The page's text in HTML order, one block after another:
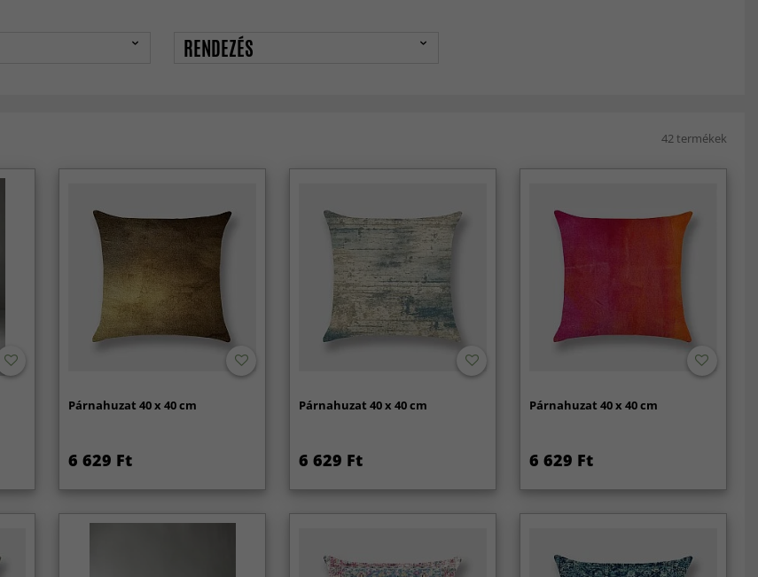
RENDEZÉS
42 termékek
Párnahuzat 40 x 40 cm
6 629 Ft
Párnahuzat 40 x 40 cm
6 629 Ft
Párnahuzat 40 x 40 cm
6 629 Ft